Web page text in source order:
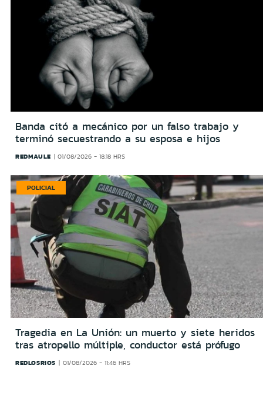
Banda citó a mecánico por un falso trabajo y
terminó secuestrando a su esposa e hijos
REDMAULE 01/08/2026 - 18:18 HRS
POLICIAL
Tragedia en La Unión: un muerto y siete heridos
tras atropello múltiple, conductor está prófugo
REDLOSRIOS 01/08/2026 - 11:46 HRS